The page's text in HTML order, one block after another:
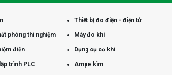
Thiết bị đo điện - điện tử
phòng thí nghiệm Máy đo khí
điện Dụng cụ cơ khí
trình PLC Ampe kìm